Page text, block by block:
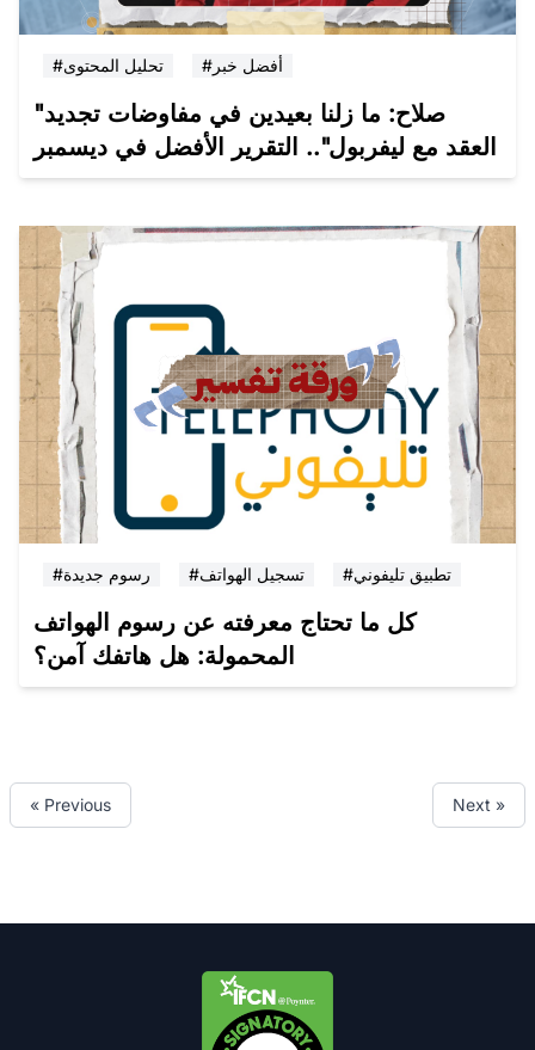
#تحليل المحتوى #أفضل خبر
"صلاح: ما زلنا بعيدين في مفاوضات تجديد
العقد مع ليفربول".. التقرير الأفضل في ديسمبر
#رسوم جديدة #تسجيل الهواتف #تطبيق تليفوني
كل ما تحتاج معرفته عن رسوم الهواتف
المحمولة: هل هاتفك آمن؟
« Previous Next »